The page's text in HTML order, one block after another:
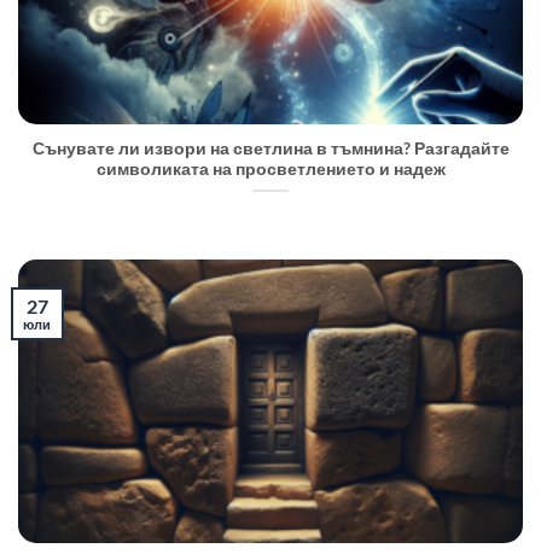
Сънувате ли извори на светлина в тъмнина? Разгадайте
символиката на просветлението и надеж
27
юли